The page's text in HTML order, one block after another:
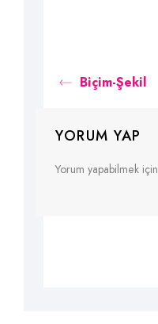
Biçim-Şekil
YORUM YAP
Yorum yapabilmek için